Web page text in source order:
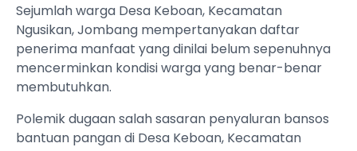
Sejumlah warga Desa Keboan, Kecamatan
Ngusikan, Jombang mempertanyakan daftar
penerima manfaat yang dinilai belum sepenuhnya
mencerminkan kondisi warga yang benar-benar
membutuhkan.
Polemik dugaan salah sasaran penyaluran bansos
bantuan pangan di Desa Keboan, Kecamatan